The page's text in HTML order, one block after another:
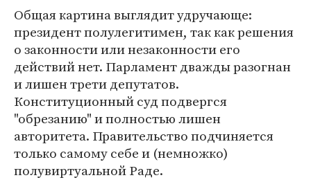
Общая картина выглядит удручающе:
президент полулегитимен, так как решения
о законности или незаконности его
действий нет. Парламент дважды разогнан
и лишен трети депутатов.
Конституционный суд подвергся
"обрезанию" и полностью лишен
авторитета. Правительство подчиняется
только самому себе и (немножко)
полувиртуальной Раде.